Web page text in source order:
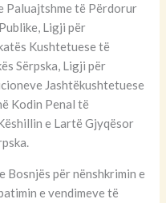
Paluajtshme të Përdorur
Ligji për
Kushtetuese të
Sërpska, Ligji për
Jashtëkushtetuese
Kodin Penal të
e Lartë Gjyqësor
Bosnjës për nënshkrimin e
e vendimeve të